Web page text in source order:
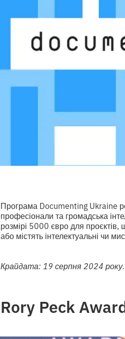
Програма Documenting Ukraine
професіонали та громадська
розмірі 5000 євро для проєктів,
або містять інтелектуальні чи
Крайдата: 19 серпня 2024 року.
Rory Peck